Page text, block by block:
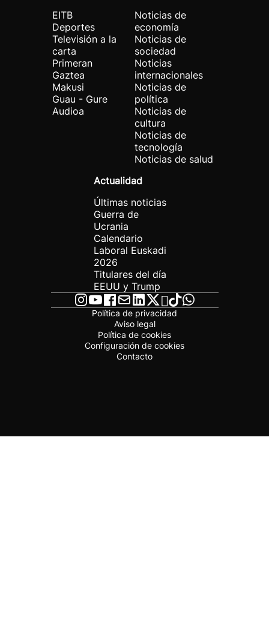
EITB
Deportes
Televisión a la
carta
Primeran
Gaztea
Makusi
Guau - Gure
Audioa
Noticias de
economía
Noticias de
sociedad
Noticias
internacionales
Noticias de
política
Noticias de
cultura
Noticias de
tecnología
Noticias de salud
Actualidad
Últimas noticias
Guerra de
Ucrania
Calendario
Laboral Euskadi
2026
Titulares del día
EEUU y Trump
Política de privacidad
Aviso legal
Política de cookies
Configuración de cookies
Contacto